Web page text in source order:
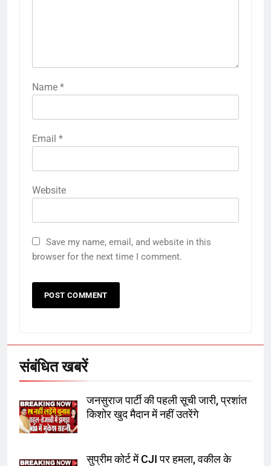
Name *
Email *
Website
Save my name, email, and website in this
browser for the next time I comment.
संबंधित खबरें
जनसुराज पार्टी की पहली सूची जारी, प्रशांत
किशोर खुद मैदान में नहीं उतरेंगे
सुप्रीम कोर्ट में CJI पर हमला, वकील के
राम की नगरी अयोध्या में आने वाले भक्तों
का स्वागत करेगा लक्ष्मण द्वार
गाजा युद्धविराम को लेकर बड़ी खबरें
8